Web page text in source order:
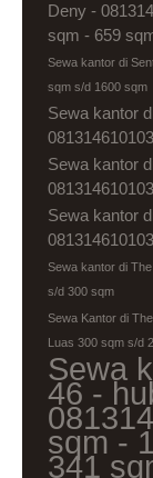
Deny -
sqm - 659
Sewa kantor di
sqm s/d 1600 sqm
Sewa kantor
Sewa kantor
Sewa kantor
Sewa kantor di
s/d 300 sqm
Sewa Kantor di
Luas 300 sqm s/d
Sewa
46 -
sqm -
341